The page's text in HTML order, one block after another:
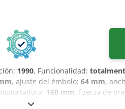
1990, Funcionalidad:
, ajuste del émbolo: 64 mm,
160 mm, fuerza de
eléctrico: